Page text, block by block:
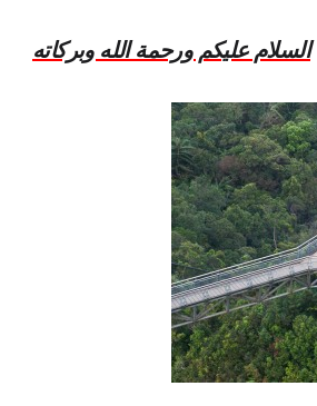
السلام عليكم ورحمة الله وبركاته